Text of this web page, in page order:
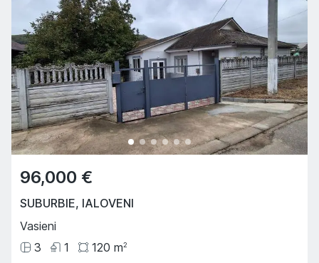
96,000 €
SUBURBIE, IALOVENI
Vasieni
3
1 120 m2